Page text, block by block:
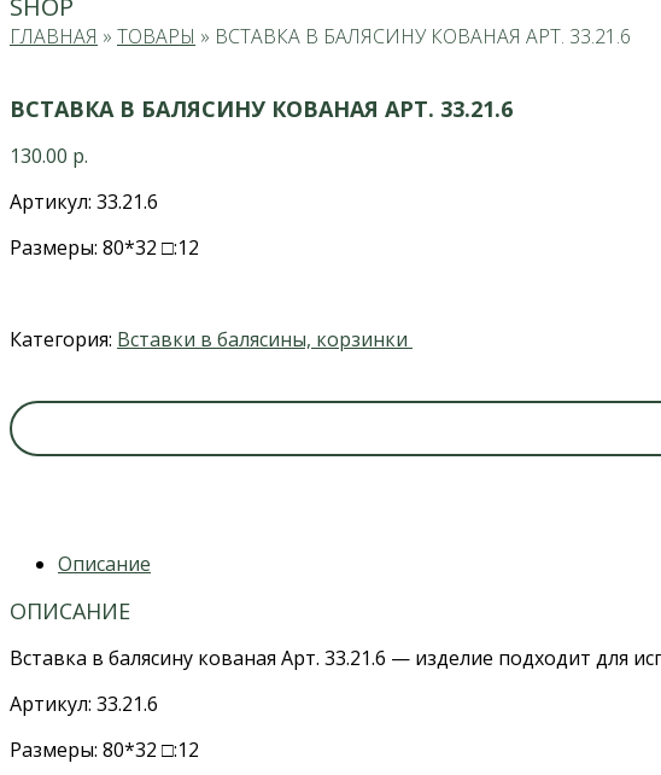
SHOP
ГЛАВНАЯ » ТОВАРЫ » ВСТАВКА В БАЛЯСИНУ КОВАНАЯ АРТ. 33.21.6
ВСТАВКА В БАЛЯСИНУ КОВАНАЯ АРТ. 33.21.6
130.00 р.
Артикул: 33.21.6
Размеры: 80*32 □:12
Категория: Вставки в балясины, корзинки
Описание
ОПИСАНИЕ
Вставка в балясину кованая Арт. 33.21.6 — изделие подходит для
Артикул: 33.21.6
Размеры: 80*32 □:12